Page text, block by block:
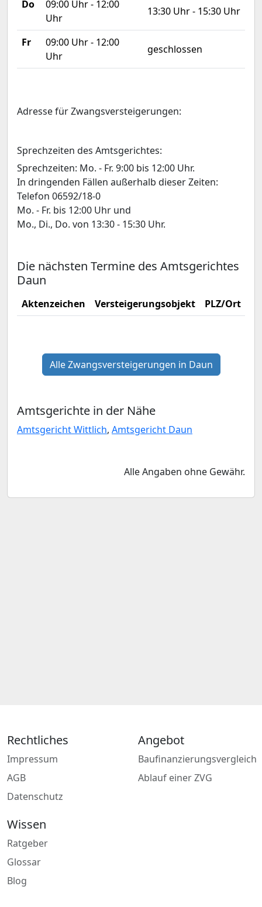
Do
09:00 Uhr - 12:00
Uhr
13:30 Uhr - 15:30 Uhr
Fr
09:00 Uhr - 12:00
Uhr
geschlossen
Adresse für Zwangsversteigerungen:
Sprechzeiten des Amtsgerichtes:
Sprechzeiten: Mo. - Fr. 9:00 bis 12:00 Uhr.
In dringenden Fällen außerhalb dieser Zeiten:
Telefon 06592/18-0
Mo. - Fr. bis 12:00 Uhr und
Mo., Di., Do. von 13:30 - 15:30 Uhr.
Die nächsten Termine des Amtsgerichtes
Daun
Aktenzeichen Versteigerungsobjekt PLZ/Ort
Alle Zwangsversteigerungen in Daun
Amtsgerichte in der Nähe
Amtsgericht Wittlich, Amtsgericht Daun
Alle Angaben ohne Gewähr.
Rechtliches
Impressum
AGB
Datenschutz
Angebot
Baufinanzierungsvergleich
Ablauf einer ZVG
Wissen
Ratgeber
Glossar
Blog